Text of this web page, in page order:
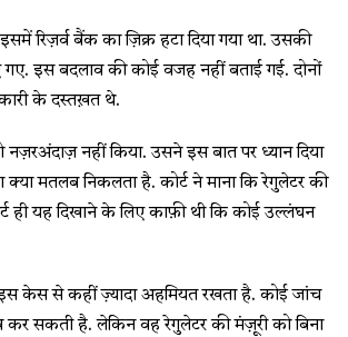
इसमें रिज़र्व बैंक का ज़िक्र हटा दिया गया था. उसकी
इस बदलाव की कोई वजह नहीं बताई गई. दोनों
के दस्तख़त थे.
नज़रअंदाज़ नहीं किया. उसने इस बात पर ध्यान दिया
क्या मतलब निकलता है. कोर्ट ने माना कि रेगुलेटर की
ही यह दिखाने के लिए काफ़ी थी कि कोई उल्लंघन
केस से कहीं ज़्यादा अहमियत रखता है. कोई जांच
कर सकती है. लेकिन वह रेगुलेटर की मंज़ूरी को बिना